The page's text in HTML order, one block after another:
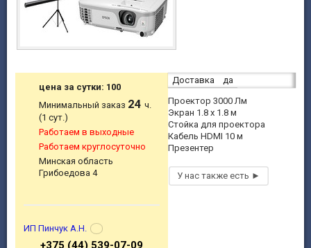
Доставка
да
Проектор 3000 Лм
Экран 1.8 х 1.8 м
Стойка для проектора
Кабель HDMI 10 м
Презентер
цена за сутки: 100
Минимальный заказ 24ч.
(1 сут.)
Работаем в выходные
Работаем круглосуточно
Минская область
Грибоедова 4
ИП Пинчук А.Н.
+375 (44) 539-07-09